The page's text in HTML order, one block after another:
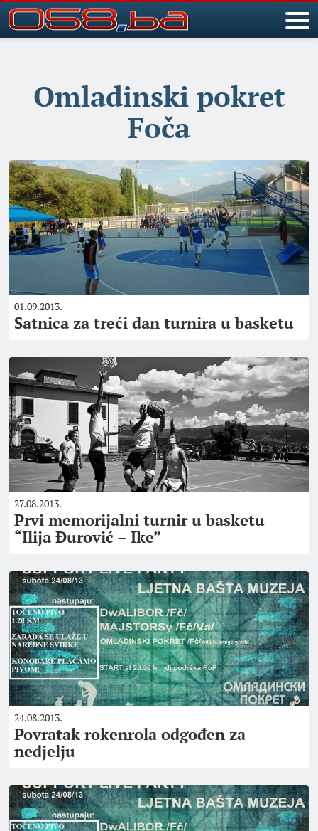
Omladinski pokret
Foča
01.09.2013.
Satnica za treći dan turnira u basketu
27.08.2013.
Prvi memorijalni turnir u basketu
“Ilija Đurović – Ike”
24.08.2013.
Povratak rokenrola odgođen za
nedjelju